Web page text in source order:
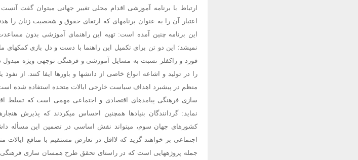
ارتباط با برنامه آموزشی اقدام محلی تغییر جهانی میتوان گفت
اعتبار آن را به عنوان برنامهای که ارتقای حقوق و شخصیت زنان را
این برنامه چنین آمده است: تهیه این راهنمای آموزشی بدون
فورد و راکفلر نسبت به مسایل آموزشی و فرهنگی توجهی ویژه مبذول
را در تولید و اشاعه انواع خاصی از دانشها و باورها ایفا کنند. از نفوذ
سازی فرهنگی پیامدهای اقتصادی و اجتماعی مهمی است که تسلط
نماید: گردانندگان بنیادها همچنین احساس میکردند که پذیرش
کشورهای جهان سوم، میتواند نقش اساسی در تضمین این مسأله
جمله پروژههایی است که در راستای تحقق طرح همسان سازی